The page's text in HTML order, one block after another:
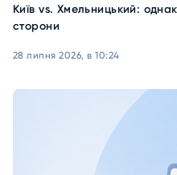
Київ vs. Хмельницький:
сторони
28 липня 2026, в 10:24